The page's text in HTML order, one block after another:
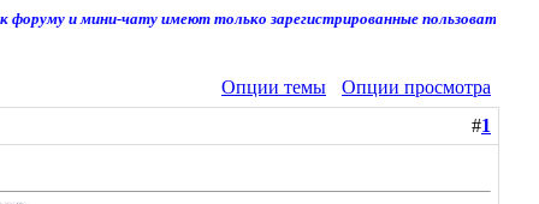
и мини-чату имеют только зарегистрированные пользователи.
Опции темы
Опции просмотра
#1